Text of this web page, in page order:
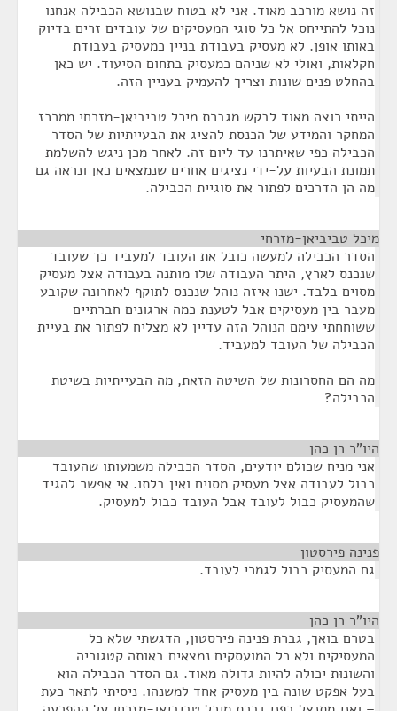
זה נושא מורכב מאוד. אני לא בטוח שבנושא הכבילה אנחנו
נוכל להתייחס אל כל סוגי המעסיקים של עובדים זרים בדיוק
באותו אופן. לא מעסיק בעבודת בניין כמעסיק בעבודת
חקלאות, ואולי לא שניהם כמעסיק בתחום הסיעוד. יש כאן
בהחלט פנים שונות וצריך להעמיק בעניין הזה.
הייתי רוצה מאוד לבקש מגברת מיכל טביביאן-מזרחי ממרכז
המחקר והמידע של הכנסת להציג את הבעייתיות של הסדר
הכבילה כפי שאיתרנו עד ליום זה. לאחר מכן ניגש להשלמת
תמונת הבעיות על-ידי נציגים אחרים שנמצאים כאן ונראה גם
מה הן הדרכים לפתור את סוגיית הכבילה.
מיכל טביביאן-מזרחי
הסדר הכבילה למעשה כובל את העובד למעביד כך שעובד
שנכנס לארץ, היתר העבודה שלו מותנה בעבודה אצל מעסיק
מסוים בלבד. ישנו איזה נוהל שנכנס לתוקף לאחרונה שקובע
מעבר בין מעסיקים אבל לטענת כמה ארגונים חברתיים
ששוחחתי עימם הנוהל הזה עדיין לא מצליח לפתור את בעיית
הכבילה של העובד למעביד.
מה הם החסרונות של השיטה הזאת, מה הבעייתיות בשיטת
הכבילה?
היו"ר רן כהן
אני מניח שכולם יודעים, הסדר הכבילה משמעותו שהעובד
כבול לעבודה אצל מעסיק מסוים ואין בלתו. אי אפשר להגיד
שהמעסיק כבול לעובד אבל העובד כבול למעסיק.
פנינה פירסטון
גם המעסיק כבול לגמרי לעובד.
היו"ר רן כהן
בטרם בואך, גברת פנינה פירסטון, הדגשתי שלא כל
המעסיקים ולא כל המועסקים נמצאים באותה קטגוריה
והשונוּת יכולה להיות גדולה מאוד. גם הסדר הכבילה הוא
בעל אפקט שונה בין מעסיק אחד למשנהו. ניסיתי לתאר כעת